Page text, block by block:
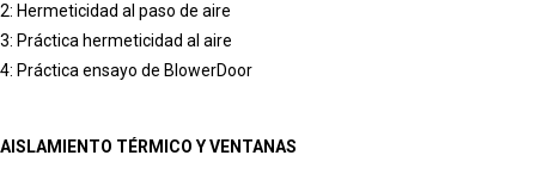
2: Hermeticidad al paso de aire
3: Práctica hermeticidad al aire
4: Práctica ensayo de BlowerDoor
AISLAMIENTO TÉRMICO Y VENTANAS